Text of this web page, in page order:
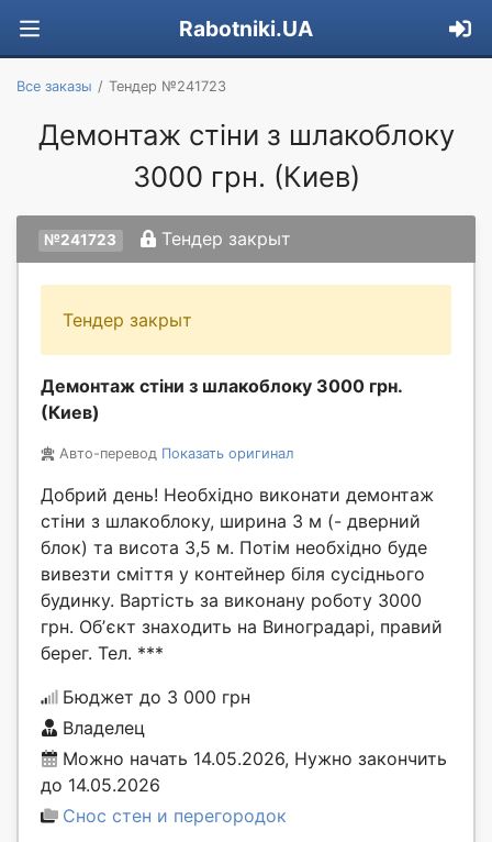
Rabotniki.UA
Все заказы Тендер №241723
Демонтаж стіни з шлакоблоку
3000 грн. (Киев)
№241723 Тендер закрыт
Тендер закрыт
Демонтаж стіни з шлакоблоку 3000 грн.
(Киев)
Авто-перевод Показать оригинал
Добрий день! Необхідно виконати демонтаж
стіни з шлакоблоку, ширина 3 м (- дверний
блок) та висота 3,5 м. Потім необхідно буде
вивезти сміття у контейнер біля сусіднього
будинку. Вартість за виконану роботу 3000
грн. Обʼєкт знаходить на Виноградарі, правий
берег. Тел. ***
Бюджет до 3 000 грн
Владелец
Можно начать 14.05.2026, Нужно закончить
до 14.05.2026
Снос стен и перегородок